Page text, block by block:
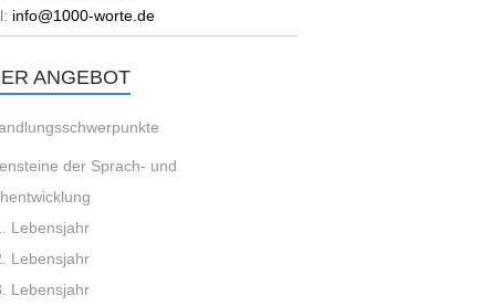
info@1000-worte.de
ANGEBOT
der Sprach- und
Lebensjahr
Lebensjahr
Lebensjahr